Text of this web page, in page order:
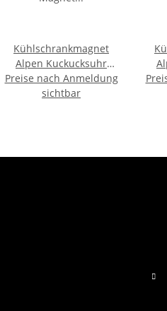
Kühlschrankmagnet
Alpen Kuckucksuhr
Magnet
Urlaubserinnerung
Preise nach Anmeldung
sichtbar